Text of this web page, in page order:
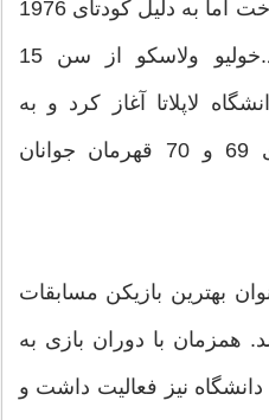
رشته فلسفه به تحصیل پرداخت اما به دلیل کودتای 1976
آرژانتین از تحصیل بازماند.خولیو ولاسکو از سن 15
لاپلاتا آغاز کرد و به
همراه این تیم در سال‌های 69 و 70 قهرمان جوانان
بهترین بازیکن مسابقات
همزمان با دوران بازی به
نیز فعالیت داشت و